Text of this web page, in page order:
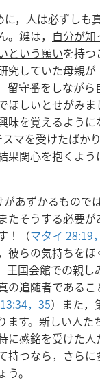
，人は必ずしも
鍵は， 自分が
という願いを持つ
究していた母親が
留守番をしながら
ほしいとせがみ
味を覚えるよう
マを受けたばか
果関心を抱くよ
あずかるもので
たそうする必要が
！（マタイ 28:19
彼らの気持ちをほ
王国会館での親し
の追随者である
，35）また，
す。新しい人た
に感銘を受けた人
つなら，さらに
。